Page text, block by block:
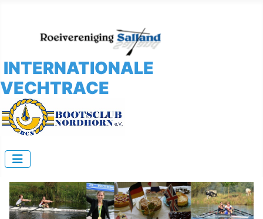
INTERNATIONALE
VECHTRACE